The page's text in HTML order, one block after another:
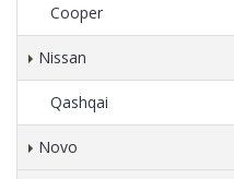
Cooper
Nissan
Qashqai
Novo